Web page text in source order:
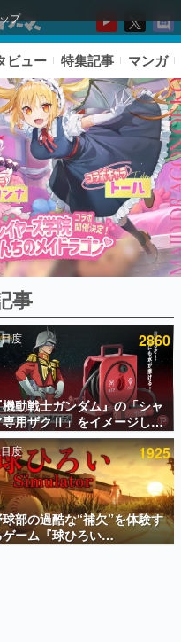
プ
キング
ージビュー数万以上！ などな
、電ファミ渾身の“殿堂入り”記
ビュー 特集記事 マンガ
事
度 2860
機動戦士ガンダム』の「シャ
専用ザクⅡ」をイメージした
ホースリールが予約開始。
にはシャアのパーソナルマ
やジオン公国軍のエンブレ
、型式番号などを配置
度 1925
部の過酷な“補欠”を体験す
ーム『球ひろい
』が「1件」のウィッ